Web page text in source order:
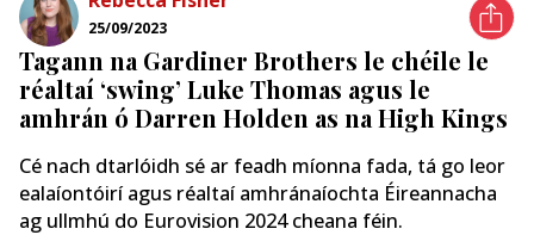
25/09/2023
Tagann na Gardiner Brothers le chéile le
réaltaí ‘swing’ Luke Thomas agus le
amhrán ó Darren Holden as na High Kings
Cé nach dtarlóidh sé ar feadh míonna fada, tá go leor
ealaíontóirí agus réaltaí amhránaíochta Éireannacha
ag ullmhú do Eurovision 2024 cheana féin.